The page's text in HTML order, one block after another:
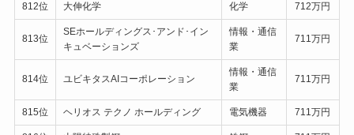
812位 大伸化学 化学 712万円
813位
SEホールディングス･アンド･イン
キュベーションズ
情報・通信
業
711万円
814位 ユビキタスAIコーポレーション
情報・通信
業
711万円
815位 ヘリオス テクノ ホールディング 電気機器 711万円